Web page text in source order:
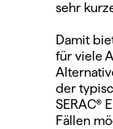
sehr
Damit
für viele
der
SERAC®
Fällen